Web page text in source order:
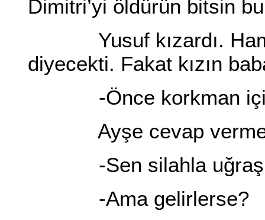
Dimitri’yi öldürün bitsin
Yusuf kızardı.
diyecekti. Fakat kızın
-Önce korkman için
Ayşe cevap
-Sen silahla
-Ama gelirlerse?